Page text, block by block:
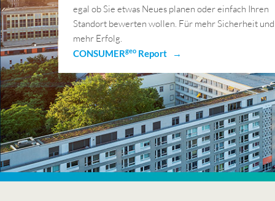
egal ob Sie etwas Neues planen oder einfach Ihren
Standort bewerten wollen. Für mehr Sicherheit und
mehr Erfolg.
CONSUMERgeo Report →